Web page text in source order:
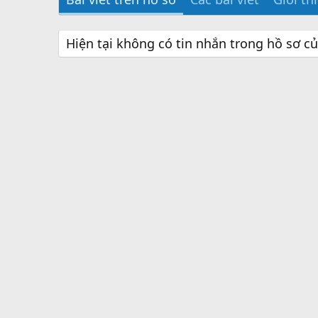
Hiện tại không có tin nhắn trong hồ sơ